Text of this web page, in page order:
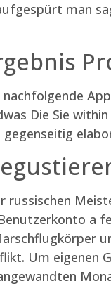
man
Die Sie
russischen
a
Um